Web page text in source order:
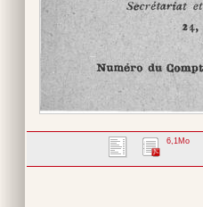
6,1Mo